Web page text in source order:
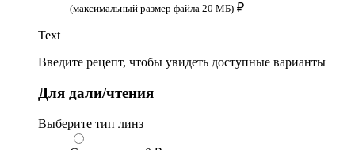
(максимальный размер файла 20 МБ) ₽
Text
Введите рецепт, чтобы увидеть доступные варианты
Для дали/чтения
Выберите тип линз